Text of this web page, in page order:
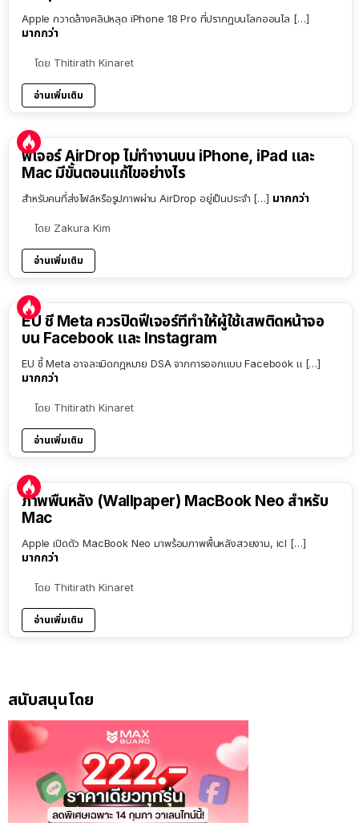
Apple กวาดล้างคลิปหลุด iPhone 18 Pro ที่ปรากฏบนโลกออนไล […]
มากกว่า
โดย Thitirath Kinaret
อ่านเพิ่มเติม
ฟีเจอร์ AirDrop ไม่ทำงานบน iPhone, iPad และ
Mac มีขั้นตอนแก้ไขอย่างไร
สำหรับคนที่ส่งไฟล์หรือรูปภาพผ่าน AirDrop อยู่เป็นประจำ […] มากกว่า
โดย Zakura Kim
อ่านเพิ่มเติม
EU ชี้ Meta ควรปิดฟีเจอร์ที่ทำให้ผู้ใช้เสพติดหน้าจอ
บน Facebook และ Instagram
EU ชี้ Meta อาจละเมิดกฎหมาย DSA จากการออกแบบ Facebook แ […]
มากกว่า
โดย Thitirath Kinaret
อ่านเพิ่มเติม
ภาพพื้นหลัง (Wallpaper) MacBook Neo สำหรับ
Mac
Apple เปิดตัว MacBook Neo มาพร้อมภาพพื้นหลังสวยงาม, icl […]
มากกว่า
โดย Thitirath Kinaret
อ่านเพิ่มเติม
สนับสนุนโดย